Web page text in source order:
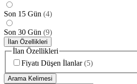
Son 15 Gün (4)
Son 30 Gün (9)
İlan Özellikleri
İlan Özellikleri
Fiyatı Düşen İlanlar (5)
Arama Kelimesi